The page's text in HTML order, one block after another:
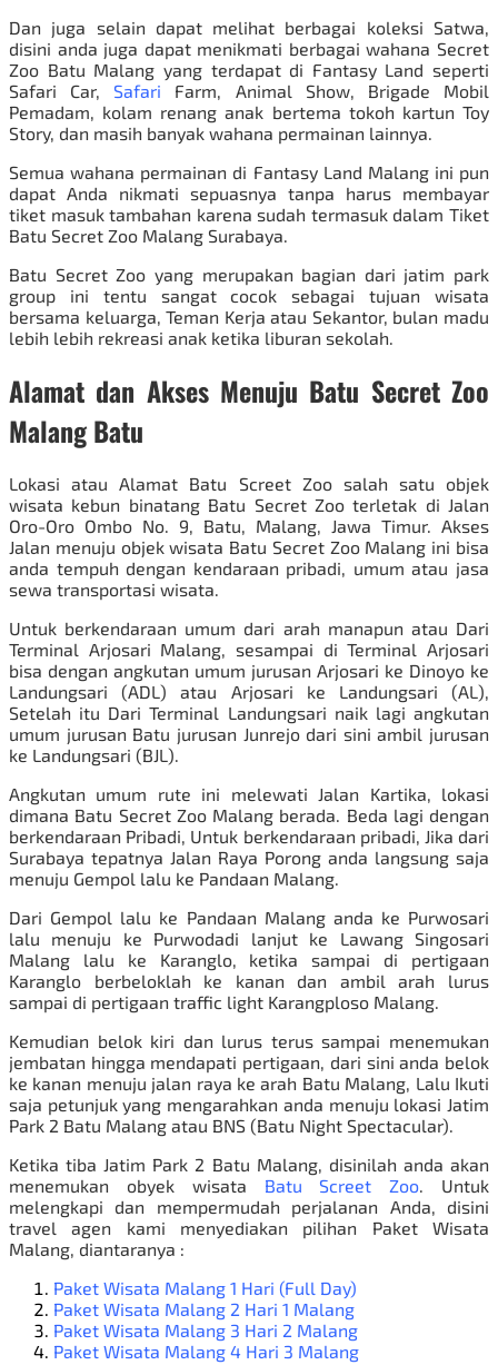
Dan juga selain dapat melihat berbagai koleksi Satwa,
disini anda juga dapat menikmati berbagai wahana Secret
Zoo Batu Malang yang terdapat di Fantasy Land seperti
Safari Car, Safari Farm, Animal Show, Brigade Mobil
Pemadam, kolam renang anak bertema tokoh kartun Toy
Story, dan masih banyak wahana permainan lainnya.
Semua wahana permainan di Fantasy Land Malang ini pun
dapat Anda nikmati sepuasnya tanpa harus membayar
tiket masuk tambahan karena sudah termasuk dalam Tiket
Batu Secret Zoo Malang Surabaya.
Batu Secret Zoo yang merupakan bagian dari jatim park
group ini tentu sangat cocok sebagai tujuan wisata
bersama keluarga, Teman Kerja atau Sekantor, bulan madu
lebih lebih rekreasi anak ketika liburan sekolah.
Alamat dan Akses Menuju Batu Secret Zoo
Malang Batu
Lokasi atau Alamat Batu Screet Zoo salah satu objek
wisata kebun binatang Batu Secret Zoo terletak di Jalan
Oro-Oro Ombo No. 9, Batu, Malang, Jawa Timur. Akses
Jalan menuju objek wisata Batu Secret Zoo Malang ini bisa
anda tempuh dengan kendaraan pribadi, umum atau jasa
sewa transportasi wisata
Untuk berkendaraan umum dari arah manapun atau Dari
Terminal Arjosari Malang, sesampai di Terminal Arjosari
bisa dengan angkutan umum jurusan Arjosari ke Dinoyo ke
Landungsari (ADL) atau Arjosari ke Landungsari (AL),
Setelah itu Dari Terminal Landungsari naik lagi angkutan
umum jurusan Batu jurusan Junrejo dari sini ambil jurusan
ke Landungsari (BJL).
Angkutan umum rute ini melewati Jalan Kartika, lokasi
dimana Batu Secret Zoo Malang berada. Beda lagi dengan
berkendaraan Pribadi, Untuk berkendaraan pribadi, Jika dari
Surabaya tepatnya Jalan Raya Porong anda langsung saja
menuju Gempol lalu ke Pandaan Malang.
Dari Gempol lalu ke Pandaan Malang anda ke Purwosari
lalu menuju ke Purwodadi lanjut ke Lawang Singosari
Malang lalu ke Karanglo, ketika sampai di pertigaan
Karanglo berbeloklah ke kanan dan ambil arah lurus
sampai di pertigaan traffic light Karangploso Malang.
Kemudian belok kiri dan lurus terus sampai menemukan
jembatan hingga mendapati pertigaan, dari sini anda belok
ke kanan menuju jalan raya ke arah Batu Malang, Lalu Ikuti
saja petunjuk yang mengarahkan anda menuju lokasi Jatim
Park 2 Batu Malang atau BNS (Batu Night Spectacular).
Ketika tiba Jatim Park 2 Batu Malang, disinilah anda akan
menemukan obyek wisata Batu Screet Zoo . Untuk
melengkapi dan mempermudah perjalanan Anda, disini
travel agen kami menyediakan pilihan Paket Wisata
Malang , diantaranya :
Paket Wisata Malang 1 Hari (Full Day)
Paket Wisata Malang 2 Hari 1 Malang
Paket Wisata Malang 3 Hari 2 Malang
Paket Wisata Malang 4 Hari 3 Malang